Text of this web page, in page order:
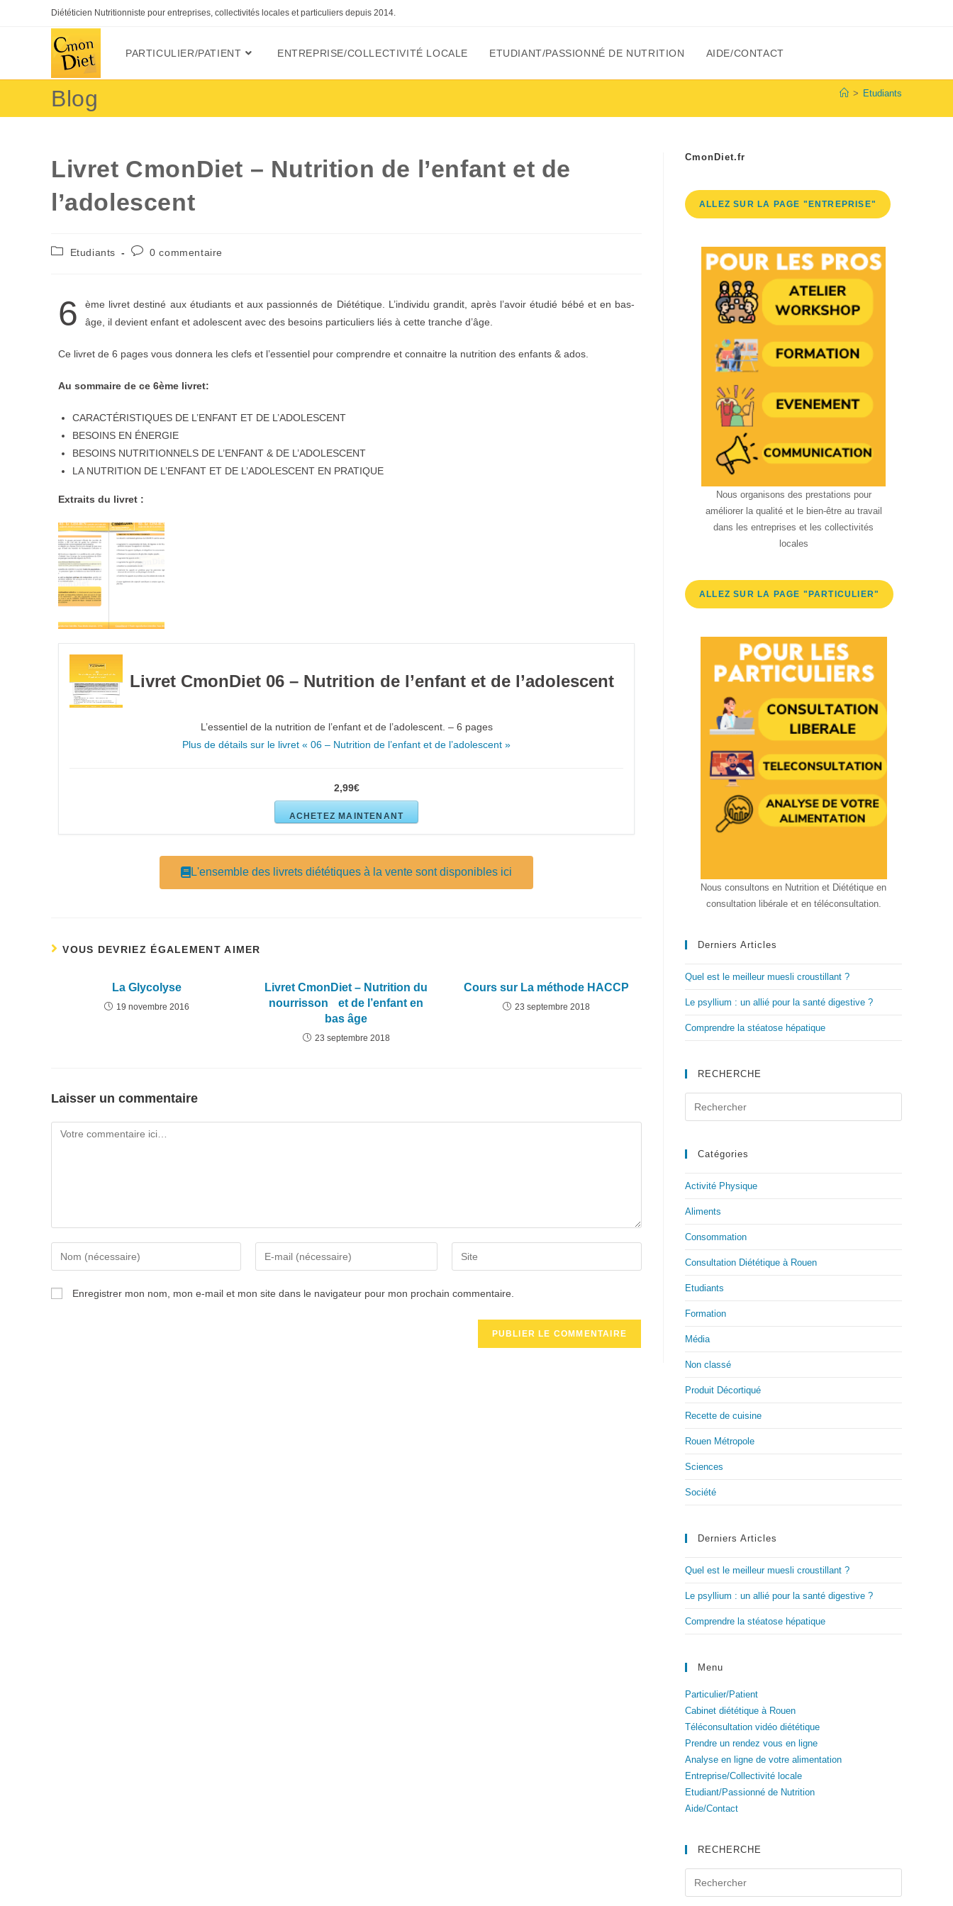
Diététicien Nutritionniste pour entreprises, collectivités locales et particuliers depuis 2014.
PARTICULIER/PATIENT ENTREPRISE/COLLECTIVITÉ LOCALE ETUDIANT/PASSIONNÉ DE NUTRITION AIDE/CONTACT
Blog > Etudiants
Livret CmonDiet – Nutrition de l’enfant et de
l’adolescent
Etudiants 0 commentaire
6
ème livret destiné aux étudiants et aux passionnés de Diététique. L’individu grandit, après l’avoir étudié bébé et en bas-
âge, il devient enfant et adolescent avec des besoins particuliers liés à cette tranche d’âge.
Ce livret de 6 pages vous donnera les clefs et l’essentiel pour comprendre et connaitre la nutrition des enfants & ados.
Au sommaire de ce 6ème livret:
CARACTÉRISTIQUES DE L’ENFANT ET DE L’ADOLESCENT
BESOINS EN ÉNERGIE
BESOINS NUTRITIONNELS DE L’ENFANT & DE L’ADOLESCENT
LA NUTRITION DE L’ENFANT ET DE L’ADOLESCENT EN PRATIQUE
Extraits du livret :
Livret CmonDiet 06 – Nutrition de l’enfant et de l’adolescent
L’essentiel de la nutrition de l’enfant et de l’adolescent. – 6 pages
Plus de détails sur le livret « 06 – Nutrition de l’enfant et de l’adolescent »
2,99€
ACHETEZ MAINTENANT
L'ensemble des livrets diététiques à la vente sont disponibles ici
VOUS DEVRIEZ ÉGALEMENT AIMER
La Glycolyse
19 novembre 2016
Livret CmonDiet – Nutrition du
nourrisson et de l’enfant en
bas âge
23 septembre 2018
Cours sur La méthode HACCP
23 septembre 2018
Laisser un commentaire
Enregistrer mon nom, mon e-mail et mon site dans le navigateur pour mon prochain commentaire.
CmonDiet.fr
ALLEZ SUR LA PAGE "ENTREPRISE"
Nous organisons des prestations pour
améliorer la qualité et le bien-être au travail
dans les entreprises et les collectivités
locales
ALLEZ SUR LA PAGE "PARTICULIER"
Nous consultons en Nutrition et Diététique en
consultation libérale et en téléconsultation.
Derniers Articles
Quel est le meilleur muesli croustillant ?
Le psyllium : un allié pour la santé digestive ?
Comprendre la stéatose hépatique
RECHERCHE
Catégories
Activité Physique
Aliments
Consommation
Consultation Diététique à Rouen
Etudiants
Formation
Média
Non classé
Produit Décortiqué
Recette de cuisine
Rouen Métropole
Sciences
Société
Derniers Articles
Quel est le meilleur muesli croustillant ?
Le psyllium : un allié pour la santé digestive ?
Comprendre la stéatose hépatique
Menu
Particulier/Patient
Cabinet diététique à Rouen
Téléconsultation vidéo diététique
Prendre un rendez vous en ligne
Analyse en ligne de votre alimentation
Entreprise/Collectivité locale
Etudiant/Passionné de Nutrition
Aide/Contact
RECHERCHE